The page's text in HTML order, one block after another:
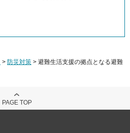
> 防災対策 > 避難生活支援の拠点となる避難
PAGE TOP